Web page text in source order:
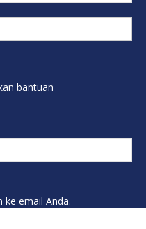
bantuan
ke email Anda.